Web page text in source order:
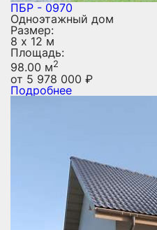
ПБР - 0970
Одноэтажный дом
Размер:
8 х 12 м
Площадь:
98.00 м2
от 5 978 000 ₽
Подробнее